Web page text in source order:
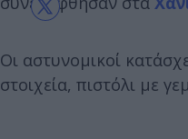
Οι αστυνομικοί
στοιχεία, πιστόλι με